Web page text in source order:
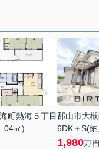
町熱海５丁目
㎡)
郡山市大
6DK＋S(
1,980万円